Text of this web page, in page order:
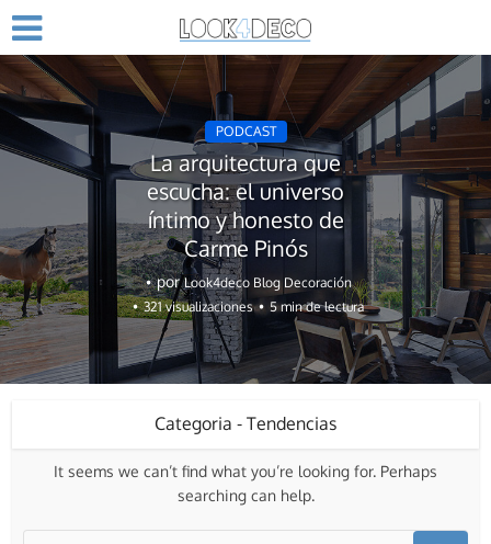
PODCAST
La arquitectura que
escucha: el universo
íntimo y honesto de
Carme Pinós
porLook4deco Blog Decoración
321 visualizaciones
5 min de lectura
Categoria - Tendencias
It seems we can’t find what you’re looking for. Perhaps
searching can help.